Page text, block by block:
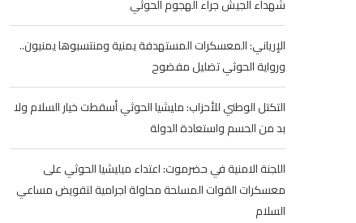
شهداء الجيش جراء الهجوم الحوثي
الإرياني: المعسكرات المستهدفة يمنية ومنتسبوها يمنيون..
ورواية الحوثي تضليل مفضوح
التكتل الوطني للأحزاب: مليشيا الحوثي أسقطت خيار السلام ولا
بد من الحسم واستعادة الدولة
اللجنة الامنية في حضرموت: اعتداء ميليشيا الحوثي على
معسكرات القوات المسلحة محاولة اجرامية لتقويض مساعي
السلام